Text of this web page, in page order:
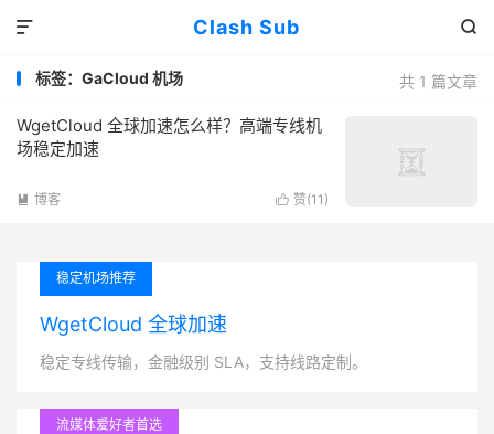
Clash Sub 

共 1 篇文章
标签：GaCloud 机场
WgetCloud 全球加速怎么样？高端专线机
场稳定加速
 赞(11 )
 博客
稳定机场推荐
WgetCloud 全球加速
稳定专线传输，金融级别 SLA，支持线路定制。
流媒体爱好者首选